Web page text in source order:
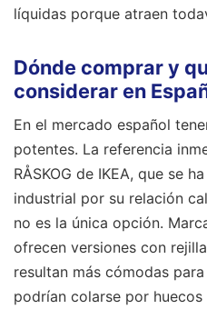
líquidas porque atraen
Dónde comprar y
considerar en
En el mercado español
potentes. La referencia
RÅSKOG de IKEA, que se
industrial por su relación
no es la única opción.
ofrecen versiones con
resultan más cómodas
podrían colarse por huecos